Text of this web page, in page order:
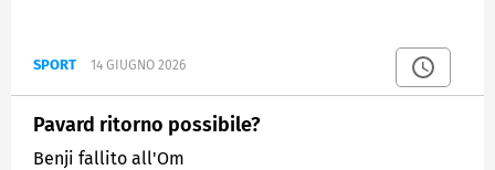
SPORT 14 GIUGNO 2026
Pavard ritorno possibile?
Benji fallito all'Om